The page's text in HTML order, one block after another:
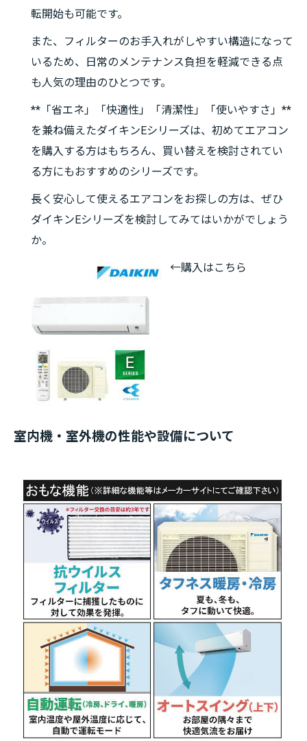
転開始も可能です。
また、フィルターのお手入れがしやすい構造になって
いるため、日常のメンテナンス負担を軽減できる点
も人気の理由のひとつです。
**「省エネ」「快適性」「清潔性」「使いやすさ」**
を兼ね備えたダイキンEシリーズは、初めてエアコン
を購入する方はもちろん、買い替えを検討されてい
る方にもおすすめのシリーズです。
長く安心して使えるエアコンをお探しの方は、ぜひ
ダイキンEシリーズを検討してみてはいかがでしょう
か。
←購入はこちら
室内機・室外機の性能や設備について